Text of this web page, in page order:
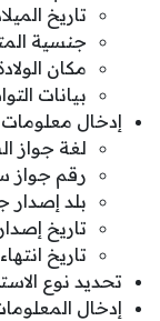
تاريخ
جنسية
مكان
بيانات
إدخال
لغة جواز
رقم جواز
بلد إصدار
تاريخ
تاريخ
تحديد نوع
إدخال